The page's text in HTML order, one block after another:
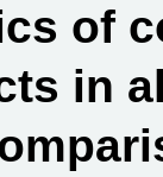
of
in